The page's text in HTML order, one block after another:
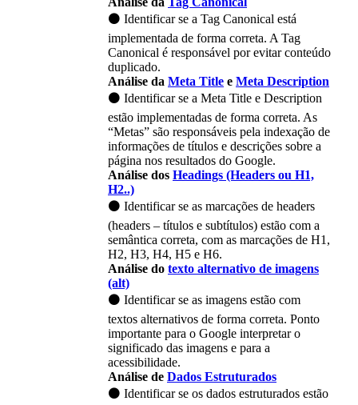
⚫ Identificar se a Tag Canonical está
implementada de forma correta. A Tag
Canonical é responsável por evitar conteúdo
duplicado.
Análise da Meta Title e Meta Description
⚫ Identificar se a Meta Title e Description
estão implementadas de forma correta. As
“Metas” são responsáveis pela indexação de
informações de títulos e descrições sobre a
página nos resultados do Google.
Análise dos Headings (Headers ou H1,
H2..)
⚫ Identificar se as marcações de headers
(headers – títulos e subtítulos) estão com a
semântica correta, com as marcações de H1,
H2, H3, H4, H5 e H6.
Análise do texto alternativo de imagens
(alt)
⚫ Identificar se as imagens estão com
textos alternativos de forma correta. Ponto
importante para o Google interpretar o
significado das imagens e para a
acessibilidade.
Análise de Dados Estruturados
⚫ Identificar se os dados estruturados estão